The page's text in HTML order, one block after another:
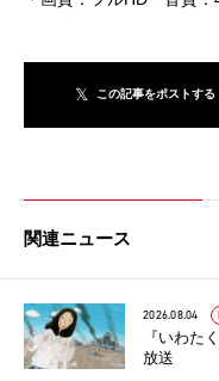
この記事をポストする
関連ニュース
2026.08.04
『いわた
放送